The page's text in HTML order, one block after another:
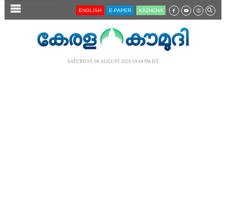
SECTIONS ENGLISH E-PAPER KĀZHCHA
SATURDAY, 08 AUGUST 2026 10.44 PM IST